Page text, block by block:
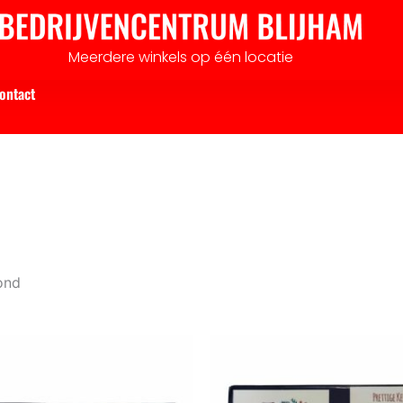
Meerdere winkels op één locatie
op
nieuwste